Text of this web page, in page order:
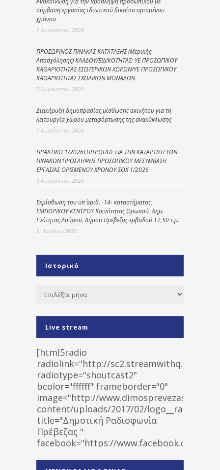
σύμβαση εργασίας ιδιωτικού δικαίου ορισμένου
χρόνου
7 Αυγούστου 2026
ΠΡΟΣΩΡΙΝΟΣ ΠΙΝΑΚΑΣ ΚΑΤΑΤΑΞΗΣ (Μερικής
Απασχόλησης) ΚΛΑΔΟΥ/ΕΙΔΙΚΟΤΗΤΑΣ: ΥΕ ΠΡΟΣΩΠΙΚΟΥ
ΚΑΘΑΡΙΟΤΗΤΑΣ ΕΣΩΤΕΡΙΚΩΝ ΧΩΡΩΝ/ΥΕ ΠΡΟΣΩΠΙΚΟΥ
ΚΑΘΑΡΙΟΤΗΤΑΣ ΣΧΟΛΙΚΩΝ ΜΟΝΑΔΩΝ
7 Αυγούστου 2026
Διακήρυξη δημοπρασίας μίσθωσης ακινήτου για τη
λειτουργία χώρου μεταφόρτωσης της ανακύκλωσης
7 Αυγούστου 2026
ΠΡΑΚΤΙΚΟ 1/2026ΕΠΙΤΡΟΠΗΣ ΓΙΑ ΤΗΝ ΚΑΤΑΡΤΙΣΗ ΤΩΝ
ΠΙΝΑΚΩΝ ΠΡΟΣΛΗΨΗΣ ΠΡΟΣΩΠΙΚΟΥ ΜΕΣΥΜΒΑΣΗ
ΕΡΓΑΣΙΑΣ ΟΡΙΣΜΕΝΟΥ ΧΡΟΝΟΥ ΣΟΧ 1/2026
6 Αυγούστου 2026
Εκμίσθωση του υπ΄ αριθ. -14- καταστήματος,
ΕΜΠΟΡΙΚΟΥ ΚΕΝΤΡΟΥ Κοινότητας Ωρωπού, Δημ.
Ενότητας Λούρου, Δήμου Πρέβεζας εμβαδού 17,50 τ.μ.
31 Ιουλίου 2026
Ιστορικό
Ιστορικό
Live stream
[html5radio
radiolink="http://
radiotype="shoutcast2"
bcolor="ffffff" frameborder="0"
image="http://www.dimosprevezas.gr/wp-
content/uploads/2017/02/
title="Δημοτική Ραδιοφωνία
Πρέβεζας "
facebook="https://www.facebook.com/